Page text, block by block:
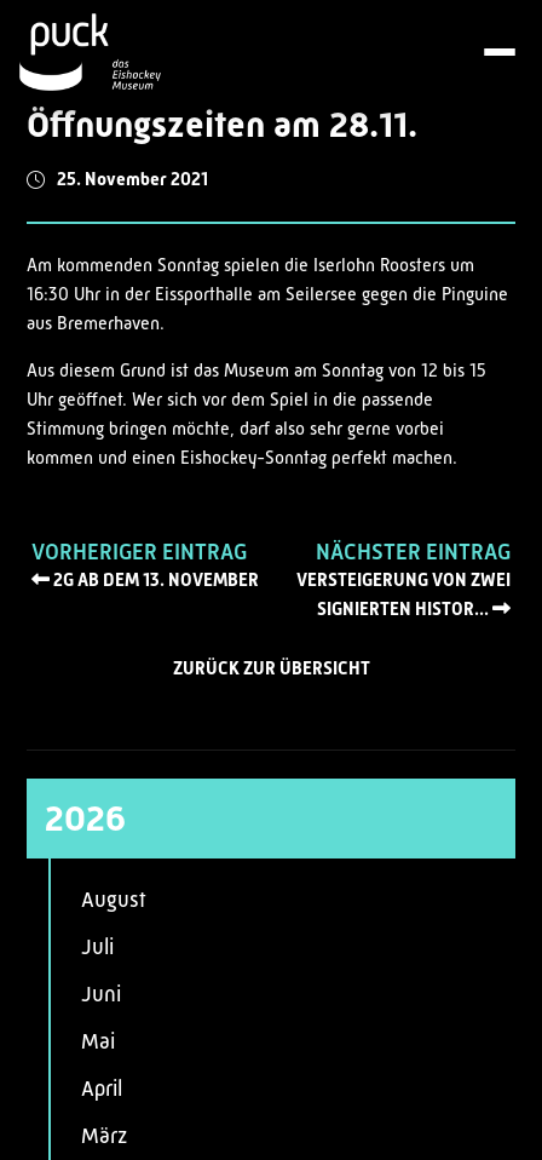
Öffnungszeiten am 28.11.
25. November 2021
Am kommenden Sonntag spielen die Iserlohn Roosters um
16:30 Uhr in der Eissporthalle am Seilersee gegen die Pinguine
aus Bremerhaven.
Aus diesem Grund ist das Museum am Sonntag von 12 bis 15
Uhr geöffnet. Wer sich vor dem Spiel in die passende
Stimmung bringen möchte, darf also sehr gerne vorbei
kommen und einen Eishockey-Sonntag perfekt machen.
VORHERIGER EINTRAG
2G AB DEM 13. NOVEMBER
NÄCHSTER EINTRAG
VERSTEIGERUNG VON ZWEI
SIGNIERTEN HISTOR...
ZURÜCK ZUR ÜBERSICHT
2026
August
Juli
Juni
Mai
April
März